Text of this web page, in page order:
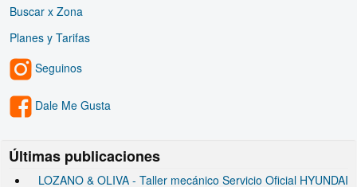
Buscar x Zona
Planes y Tarifas
Seguinos
Dale Me Gusta
Últimas publicaciones
LOZANO & OLIVA - Taller mecánico Servicio Oficial HYUNDAI